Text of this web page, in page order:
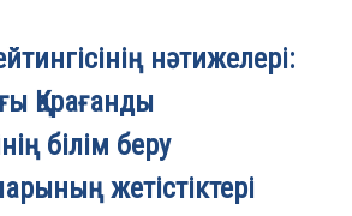
нәтижелері:
Қарағанды
білім беру
жетістіктері